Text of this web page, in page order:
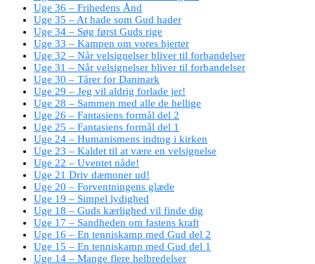
Uge 36 – Frihedens Ånd
Uge 35 – At hade som Gud hader
Uge 34 – Søg først Guds rige
Uge 33 – Kampen om vores hjerter
Uge 32 – Når velsignelser bliver til forbandelser
Uge 31 – Når velsignelser bliver til forbandelser
Uge 30 – Tårer for Danmark
Uge 29 – Jeg vil aldrig forlade jer!
Uge 28 – Sammen med alle de hellige
Uge 26 – Fantasiens formål del 2
Uge 25 – Fantasiens formål del 1
Uge 24 – Humanismens indtog i kirken
Uge 23 – Kaldet til at være en velsignelse
Uge 22 – Uventet nåde!
Uge 21 Driv dæmoner ud!
Uge 20 – Forventningens glæde
Uge 19 – Simpel lydighed
Uge 18 – Guds kærlighed vil finde dig
Uge 17 – Sandheden om fastens kraft
Uge 16 – En tenniskamp med Gud del 2
Uge 15 – En tenniskamp med Gud del 1
Uge 14 – Mange flere helbredelser